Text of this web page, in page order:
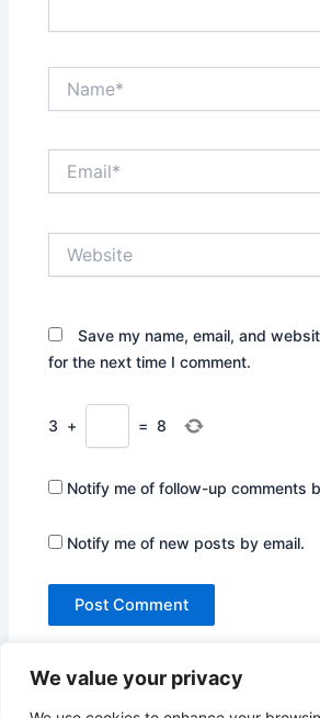
We value your privacy
Save my name, email, and
for the next time I comment.
3 + = 8
Notify me of follow-up comments
Notify me of new posts by email.